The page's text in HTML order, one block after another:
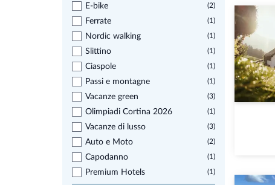
E-bike (2)
Ferrate (1)
Nordic walking (1)
Slittino (1)
Ciaspole (1)
Passi e montagne (1)
Vacanze green (3)
Olimpiadi Cortina 2026 (1)
Vacanze di lusso (3)
Auto e Moto (2)
Capodanno (1)
Premium Hotels (1)